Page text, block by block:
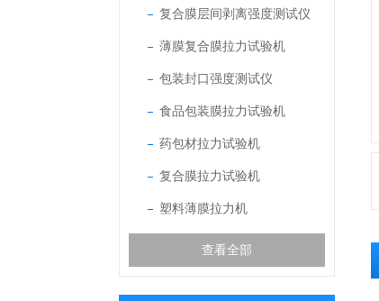
复合膜层间剥离强度测试仪
薄膜复合膜拉力试验机
包装封口强度测试仪
食品包装膜拉力试验机
药包材拉力试验机
复合膜拉力试验机
塑料薄膜拉力机
查看全部